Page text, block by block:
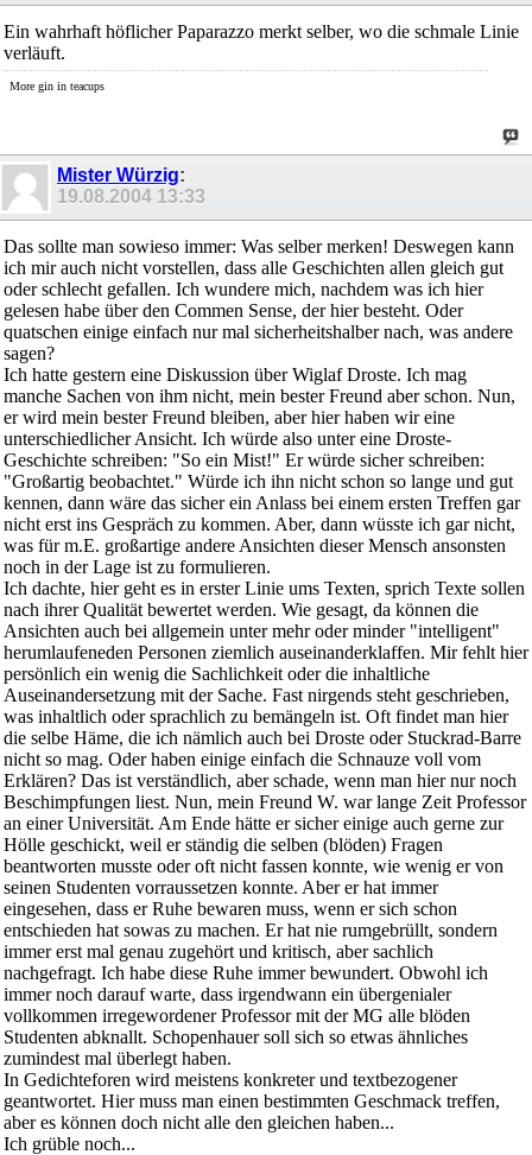
Ein wahrhaft höflicher Paparazzo merkt selber, wo die schmale Linie
verläuft.
More gin in teacups
Mister Würzig:
19.08.2004 13:33
Das sollte man sowieso immer: Was selber merken! Deswegen kann
ich mir auch nicht vorstellen, dass alle Geschichten allen gleich gut
oder schlecht gefallen. Ich wundere mich, nachdem was ich hier
gelesen habe über den Commen Sense, der hier besteht. Oder
quatschen einige einfach nur mal sicherheitshalber nach, was andere
sagen?
Ich hatte gestern eine Diskussion über Wiglaf Droste. Ich mag
manche Sachen von ihm nicht, mein bester Freund aber schon. Nun,
er wird mein bester Freund bleiben, aber hier haben wir eine
unterschiedlicher Ansicht. Ich würde also unter eine Droste-
Geschichte schreiben: "So ein Mist!" Er würde sicher schreiben:
"Großartig beobachtet." Würde ich ihn nicht schon so lange und gut
kennen, dann wäre das sicher ein Anlass bei einem ersten Treffen gar
nicht erst ins Gespräch zu kommen. Aber, dann wüsste ich gar nicht,
was für m.E. großartige andere Ansichten dieser Mensch ansonsten
noch in der Lage ist zu formulieren.
Ich dachte, hier geht es in erster Linie ums Texten, sprich Texte sollen
nach ihrer Qualität bewertet werden. Wie gesagt, da können die
Ansichten auch bei allgemein unter mehr oder minder "intelligent"
herumlaufeneden Personen ziemlich auseinanderklaffen. Mir fehlt hier
persönlich ein wenig die Sachlichkeit oder die inhaltliche
Auseinandersetzung mit der Sache. Fast nirgends steht geschrieben,
was inhaltlich oder sprachlich zu bemängeln ist. Oft findet man hier
die selbe Häme, die ich nämlich auch bei Droste oder Stuckrad-Barre
nicht so mag. Oder haben einige einfach die Schnauze voll vom
Erklären? Das ist verständlich, aber schade, wenn man hier nur noch
Beschimpfungen liest. Nun, mein Freund W. war lange Zeit Professor
an einer Universität. Am Ende hätte er sicher einige auch gerne zur
Hölle geschickt, weil er ständig die selben (blöden) Fragen
beantworten musste oder oft nicht fassen konnte, wie wenig er von
seinen Studenten vorraussetzen konnte. Aber er hat immer
eingesehen, dass er Ruhe bewaren muss, wenn er sich schon
entschieden hat sowas zu machen. Er hat nie rumgebrüllt, sondern
immer erst mal genau zugehört und kritisch, aber sachlich
nachgefragt. Ich habe diese Ruhe immer bewundert. Obwohl ich
immer noch darauf warte, dass irgendwann ein übergenialer
vollkommen irregewordener Professor mit der MG alle blöden
Studenten abknallt. Schopenhauer soll sich so etwas ähnliches
zumindest mal überlegt haben.
In Gedichteforen wird meistens konkreter und textbezogener
geantwortet. Hier muss man einen bestimmten Geschmack treffen,
aber es können doch nicht alle den gleichen haben...
Ich grüble noch...